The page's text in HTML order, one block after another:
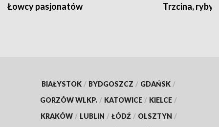
Łowcy pasjonatów Trzcina, ryby
BIAŁYSTOK / BYDGOSZCZ / GDAŃSK /
GORZÓW WLKP. / KATOWICE / KIELCE /
KRAKÓW / LUBLIN / ŁÓDŹ / OLSZTYN /